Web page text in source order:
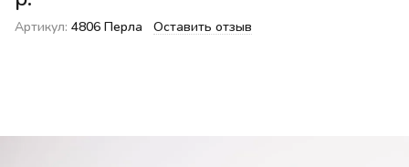
Артикул: 4806 Перла Оставить отзыв